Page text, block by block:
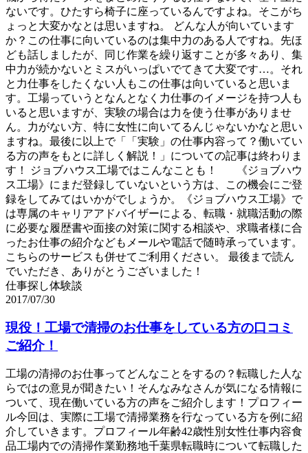
ないです。ひたすら椅子に座っているんですよね。そこがち
ょっと大変かなとは思いますね。 どんな人が向いています
か？この仕事に向いているのは集中力のある人ですね。先ほ
ども話しましたが、同じ作業を繰り返すことが多々あり、集
中力が続かないとミスがいっぱいでてきて大変です…。それ
と力仕事をしたくない人もこの仕事は向いていると思いま
す。工場っていうとなんとなく力仕事のイメージを持つ人も
いると思いますが、実験の場合は力を使う仕事がありませ
ん。力がない方、特に女性に向いてるんじゃないかなと思い
ますね。最後に以上で「「実験」の仕事内容って？働いてい
る方の声をもとに詳しく解説！」についての記事は終わりま
す！ ジョブハウス工場ではこんなことも！ 《ジョブハウ
ス工場》にまだ登録していないという方は、この機会にご登
録をしてみてはいかがでしょうか。《ジョブハウス工場》で
は専属のキャリアアドバイザーによる、転職・就職活動の際
に必要な履歴書や面接の対策に関する相談や、求職者様に合
ったお仕事の紹介などもメールや電話で随時承っています。
こちらのサービスも併せてご利用ください。 最後まで読ん
でいただき、ありがとうございました！
仕事探し体験談
2017/07/30
現役！工場で清掃のお仕事をしている方の口コミ
ご紹介！
工場の清掃のお仕事ってどんなことをするの？転職した人な
らではの意見が聞きたい！そんなみなさんが気になる情報に
ついて、現在働いている方の声をご紹介します！プロフィー
ル今回は、実際に工場で清掃業務を行なっている方を例に紹
介していきます。プロフィール年齢42歳性別女性仕事内容食
品工場内での清掃作業勤務地千葉県転職時について転職した